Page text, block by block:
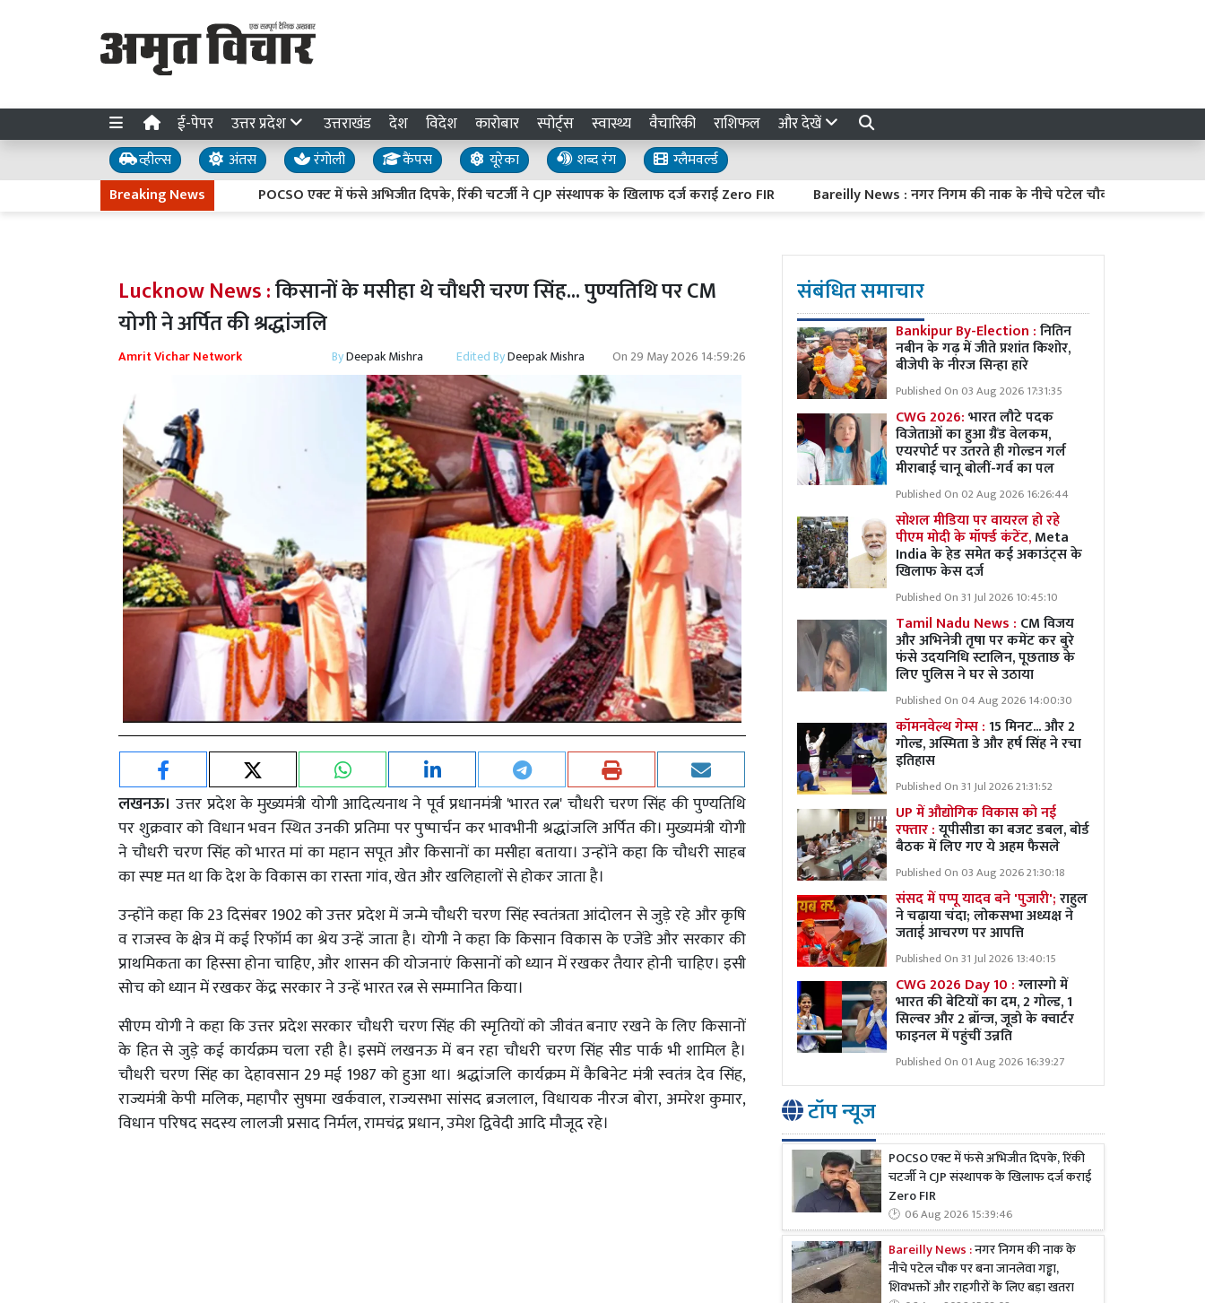
ई-पेपर उत्तर प्रदेश उत्तराखंड देश विदेश कारोबार स्पोर्ट्स स्वास्थ्य वैचारिकी राशिफल और देखें
व्हील्स अंतस रंगोली कैंपस यूरेका शब्द रंग
ग्लैमवर्ल्ड
Breaking News
POCSO एक्ट में फंसे अभिजीत दिपके, रिंकी चटर्जी ने CJP संस्थापक के खिलाफ दर्ज कराई Zero FIR Bareilly News : नगर निगम की नाक के नीचे पटेल चौक पर बना जानलेवा गड्ढा,
Lucknow News :किसानों के मसीहा थे चौधरी चरण सिंह... पुण्यतिथि पर CM
योगी ने अर्पित की श्रद्धांजलि
Amrit Vichar Network ByDeepak Mishra Edited ByDeepak Mishra On 29 May 2026 14:59:26
लखनऊ।उत्तर प्रदेश के मुख्यमंत्री योगी आदित्यनाथ ने पूर्व प्रधानमंत्री 'भारत रत्न' चौधरी चरण सिंह की पुण्यतिथि
पर शुक्रवार को विधान भवन स्थित उनकी प्रतिमा पर पुष्पार्चन कर भावभीनी श्रद्धांजलि अर्पित की। मुख्यमंत्री योगी
ने चौधरी चरण सिंह को भारत मां का महान सपूत और किसानों का मसीहा बताया। उन्होंने कहा कि चौधरी साहब
का स्पष्ट मत था कि देश के विकास का रास्ता गांव, खेत और खलिहालों से होकर जाता है।
उन्होंने कहा कि 23 दिसंबर 1902 को उत्तर प्रदेश में जन्मे चौधरी चरण सिंह स्वतंत्रता आंदोलन से जुड़े रहे और कृषि
व राजस्व के क्षेत्र में कई रिफॉर्म का श्रेय उन्हें जाता है। योगी ने कहा कि किसान विकास के एजेंडे और सरकार की
प्राथमिकता का हिस्सा होना चाहिए, और शासन की योजनाएं किसानों को ध्यान में रखकर तैयार होनी चाहिए। इसी
सोच को ध्यान में रखकर केंद्र सरकार ने उन्हें भारत रत्न से सम्मानित किया।
सीएम योगी ने कहा कि उत्तर प्रदेश सरकार चौधरी चरण सिंह की स्मृतियों को जीवंत बनाए रखने के लिए किसानों
के हित से जुड़े कई कार्यक्रम चला रही है। इसमें लखनऊ में बन रहा चौधरी चरण सिंह सीड पार्क भी शामिल है।
चौधरी चरण सिंह का देहावसान 29 मई 1987 को हुआ था। श्रद्धांजलि कार्यक्रम में कैबिनेट मंत्री स्वतंत्र देव सिंह,
राज्यमंत्री केपी मलिक, महापौर सुषमा खर्कवाल, राज्यसभा सांसद ब्रजलाल, विधायक नीरज बोरा, अमरेश कुमार,
विधान परिषद सदस्य लालजी प्रसाद निर्मल, रामचंद्र प्रधान, उमेश द्विवेदी आदि मौजूद रहे।
संबंधित समाचार
Bankipur By-Election :नितिन
नबीन के गढ़ में जीते प्रशांत किशोर,
बीजेपी के नीरज सिन्हा हारे
Published On 03 Aug 2026 17:31:35
CWG 2026:भारत लौटे पदक
विजेताओं का हुआ ग्रैंड वेलकम,
एयरपोर्ट पर उतरते ही गोल्डन गर्ल
मीराबाई चानू बोलीं-गर्व का पल
Published On 02 Aug 2026 16:26:44
सोशल मीडिया पर वायरल हो रहे
पीएम मोदी के मॉर्फ्ड कंटेंट,Meta
India के हेड समेत कई अकाउंट्स के
खिलाफ केस दर्ज
Published On 31 Jul 2026 10:45:10
Tamil Nadu News : CM विजय
और अभिनेत्री तृषा पर कमेंट कर बुरे
फंसे उदयनिधि स्टालिन, पूछताछ के
लिए पुलिस ने घर से उठाया
Published On 04 Aug 2026 14:00:30
कॉमनवेल्थ गेम्स :15 मिनट... और 2
गोल्ड, अस्मिता डे और हर्ष सिंह ने रचा
इतिहास
Published On 31 Jul 2026 21:31:52
UP में औद्योगिक विकास को नई
रफ्तार :यूपीसीडा का बजट डबल, बोर्ड
बैठक में लिए गए ये अहम फैसले
Published On 03 Aug 2026 21:30:18
संसद में पप्पू यादव बने 'पुजारी';राहुल
ने चढ़ाया चंदा; लोकसभा अध्यक्ष ने
जताई आचरण पर आपत्ति
Published On 31 Jul 2026 13:40:15
CWG 2026 Day 10 :ग्लास्गो में
भारत की बेटियों का दम, 2 गोल्ड, 1
सिल्वर और 2 ब्रॉन्ज, जूडो के क्वार्टर
फाइनल में पहुंचीं उन्नति
Published On 01 Aug 2026 16:39:27
टॉप न्यूज
POCSO एक्ट में फंसे अभिजीत दिपके, रिंकी
चटर्जी ने CJP संस्थापक के खिलाफ दर्ज कराई
Zero FIR
06 Aug 2026 15:39:46
Bareilly News :नगर निगम की नाक के
नीचे पटेल चौक पर बना जानलेवा गड्ढा,
शिवभक्तों और राहगीरों के लिए बड़ा खतरा